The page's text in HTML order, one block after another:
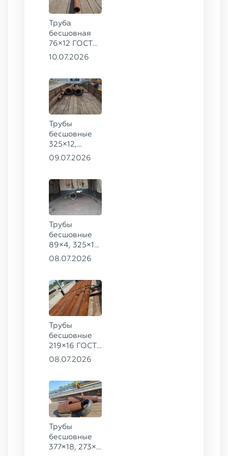
8732-78
Труба
бесшовная
76×12 ГОСТ
8732-78, ст.
10.07.2026
Трубы
бесшовные
325×12,
70×10, 89×6,
78, ст. 20
09.07.2026
Трубы
бесшовные
89×4, 325×14
ГОСТ 8732-
08.07.2026
Трубы
бесшовные
219×16 ГОСТ
8732-78, ст.
08.07.2026
Трубы
бесшовные
377×18, 273×8